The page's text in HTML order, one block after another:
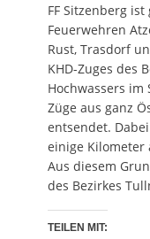
FF Sitzenberg
Feuerwehren
Rust, Trasdorf
KHD-Zuges des
Hochwassers im
Züge aus ganz
entsendet.
einige Kilometer
Aus diesem
des Bezirkes
TEILEN MIT: